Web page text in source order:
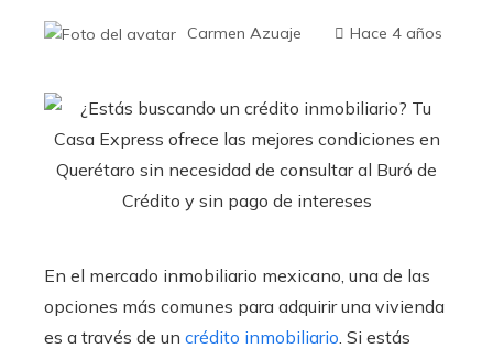
Carmen Azuaje Hace 4 años
En el mercado inmobiliario mexicano, una de las
opciones más comunes para adquirir una vivienda
es a través de un crédito inmobiliario . Si estás